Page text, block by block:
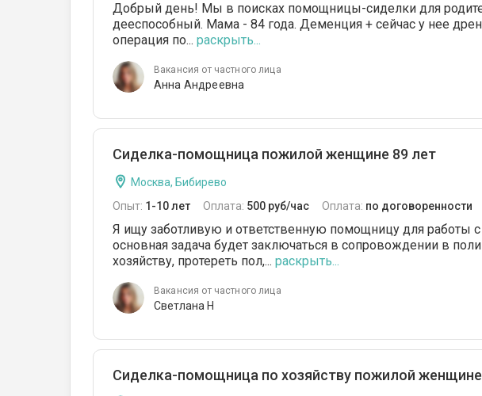
Добрый день! Мы в поисках помощницы-сиделки для
дееспособный. Мама - 84 года. Деменция + сейчас у нее
операция по... раскрыть...
Вакансия от частного лица
Анна Андреевна
Сиделка-помощница пожилой женщине 89 лет
Москва, Бибирево
Опыт: 1-10 лет Оплата: 500 руб/час Оплата: по договоренности
Я ищу заботливую и ответственную помощницу для работы
основная задача будет заключаться в сопровождении в
хозяйству, протереть пол,... раскрыть...
Вакансия от частного лица
Светлана Н
Сиделка-помощница по хозяйству пожилой